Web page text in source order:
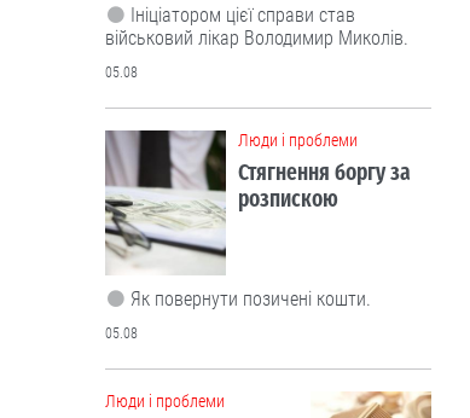
Ініціатором цієї справи став
військовий лікар Володимир Миколів.
05.08
Люди і проблеми
Стягнення боргу за
розпискою
Як повернути позичені кошти.
05.08
Люди і проблеми